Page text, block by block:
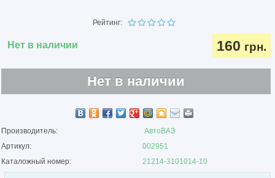
Рейтинг:
Нет в наличии 160 грн.
Нет в наличии
Производитель:
АвтоВАЗ
Артикул:
002951
Каталожный номер:
21214-3101014-10